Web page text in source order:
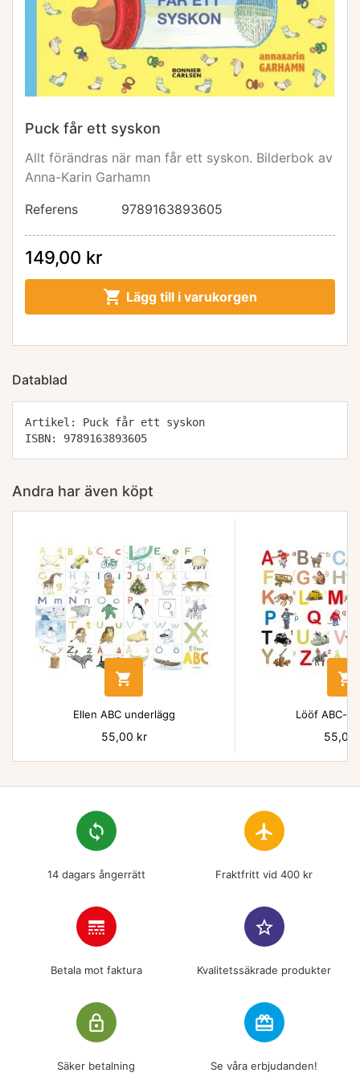
Puck får ett syskon
Allt förändras när man får ett syskon. Bilderbok av
Anna-Karin Garhamn
Referens
9789163893605
149,00 kr
 Lägg till i varukorgen
Datablad
Artikel: Puck får ett syskon
ISBN: 9789163893605
Andra har även köpt

Ellen ABC underlägg
Pris
55,00 kr

Lööf ABC-
Pris
55,00
loop
14 dagars ångerrätt
flight
Fraktfritt vid 400 kr
line_style
Betala mot faktura
star_border
Kvalitetssäkrade produkter
lock_outline
Säker betalning
redeem
Se våra erbjudanden!